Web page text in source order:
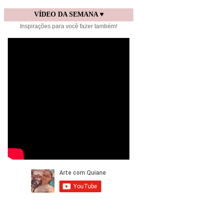
VÍDEO DA SEMANA ♥
Inspirações para você fazer também!